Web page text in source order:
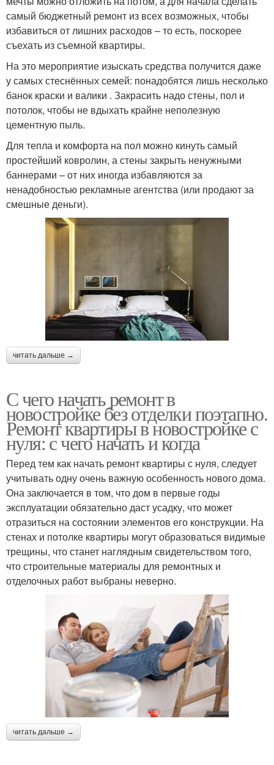
самый бюджетный ремонт из всех возможных, чтобы
избавиться от лишних расходов – то есть, поскорее
съехать из съемной квартиры.
На это мероприятие изыскать средства получится даже
у самых стеснённых семей: понадобятся лишь несколько
банок краски и валики . Закрасить надо стены, пол и
потолок, чтобы не вдыхать крайне неполезную
цементную пыль.
Для тепла и комфорта на пол можно кинуть самый
простейший ковролин, а стены закрыть ненужными
баннерами – от них иногда избавляются за
ненадобностью рекламные агентства (или продают за
смешные деньги).
читать дальше →
С чего начать ремонт в
новостройке без отделки поэтапно.
Ремонт квартиры в новостройке с
нуля: с чего начать и когда
Перед тем как начать ремонт квартиры с нуля, следует
учитывать одну очень важную особенность нового дома.
Она заключается в том, что дом в первые годы
эксплуатации обязательно даст усадку, что может
отразиться на состоянии элементов его конструкции. На
стенах и потолке квартиры могут образоваться видимые
трещины, что станет наглядным свидетельством того,
что строительные материалы для ремонтных и
отделочных работ выбраны неверно.
читать дальше →